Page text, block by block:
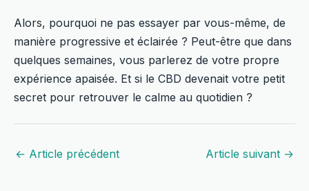
Alors, pourquoi ne pas essayer par vous-même, de
manière progressive et éclairée ? Peut-être que dans
quelques semaines, vous parlerez de votre propre
expérience apaisée. Et si le CBD devenait votre petit
secret pour retrouver le calme au quotidien ?
← Article précédent Article suivant →